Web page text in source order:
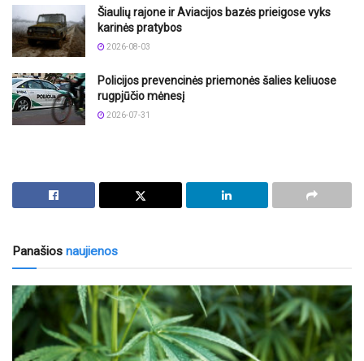
Šiaulių rajone ir Aviacijos bazės prieigose vyks
karinės pratybos
2026-08-03
Policijos prevencinės priemonės šalies keliuose
rugpjūčio mėnesį
2026-07-31
Panašios naujienos